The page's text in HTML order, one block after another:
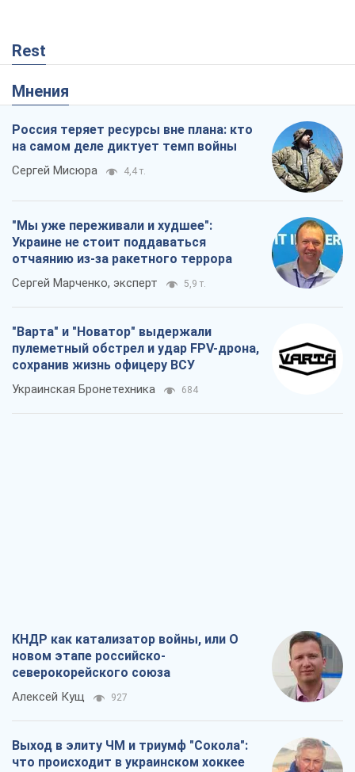
Rest
Мнения
Россия теряет ресурсы вне плана: кто
на самом деле диктует темп войны
Сергей Мисюра 4,4 т.
"Мы уже переживали и худшее":
Украине не стоит поддаваться
отчаянию из-за ракетного террора
Сергей Марченко, эксперт 5,9 т.
"Варта" и "Новатор" выдержали
пулеметный обстрел и удар FPV-дрона,
сохранив жизнь офицеру ВСУ
Украинская Бронетехника 684
КНДР как катализатор войны, или О
новом этапе российско-
северокорейского союза
Алексей Кущ 927
Выход в элиту ЧМ и триумф "Сокола":
что происходит в украинском хоккее